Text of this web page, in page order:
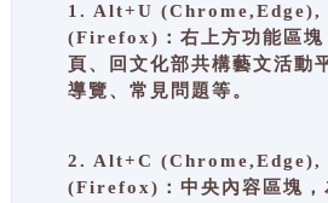
1. Alt+U
(Firefox)：右上方功能區塊
頁、回文化部共構藝文活動
導覽、常見問題等。
2. Alt+C
(Firefox)：中央內容區塊，